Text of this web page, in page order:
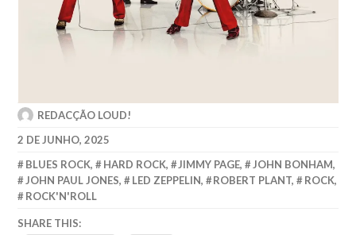
REDACÇÃO LOUD!
2 DE JUNHO, 2025
BLUES ROCK, HARD ROCK, JIMMY PAGE, JOHN BONHAM,
JOHN PAUL JONES, LED ZEPPELIN, ROBERT PLANT, ROCK,
ROCK'N'ROLL
SHARE THIS: